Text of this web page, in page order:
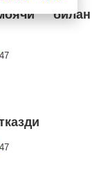
билан
47
47